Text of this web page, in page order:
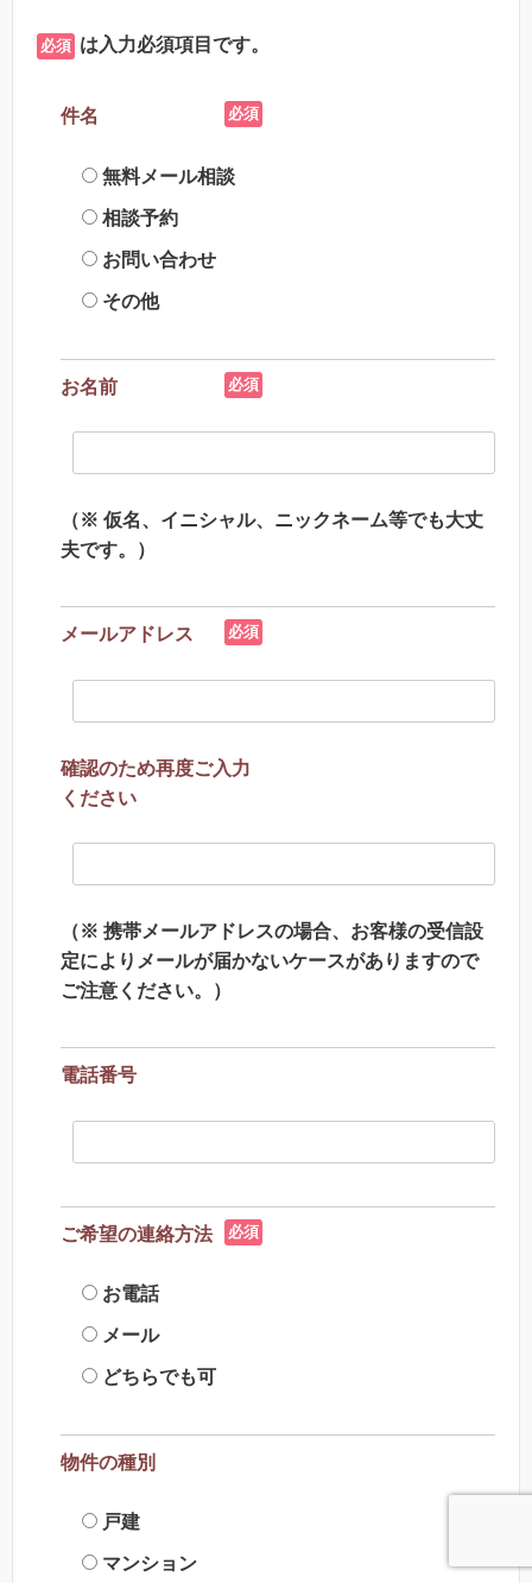
必須 は入力必須項目です。
件名 必須
無料メール相談
相談予約
お問い合わせ
その他
お名前 必須
（※ 仮名、イニシャル、ニックネーム等でも大丈
夫です。）
メールアドレス 必須
確認のため再度ご入力
ください
（※ 携帯メールアドレスの場合、お客様の受信設
定によりメールが届かないケースがありますので
ご注意ください。）
電話番号
ご希望の連絡方法 必須
お電話
メール
どちらでも可
物件の種別
戸建
マンション